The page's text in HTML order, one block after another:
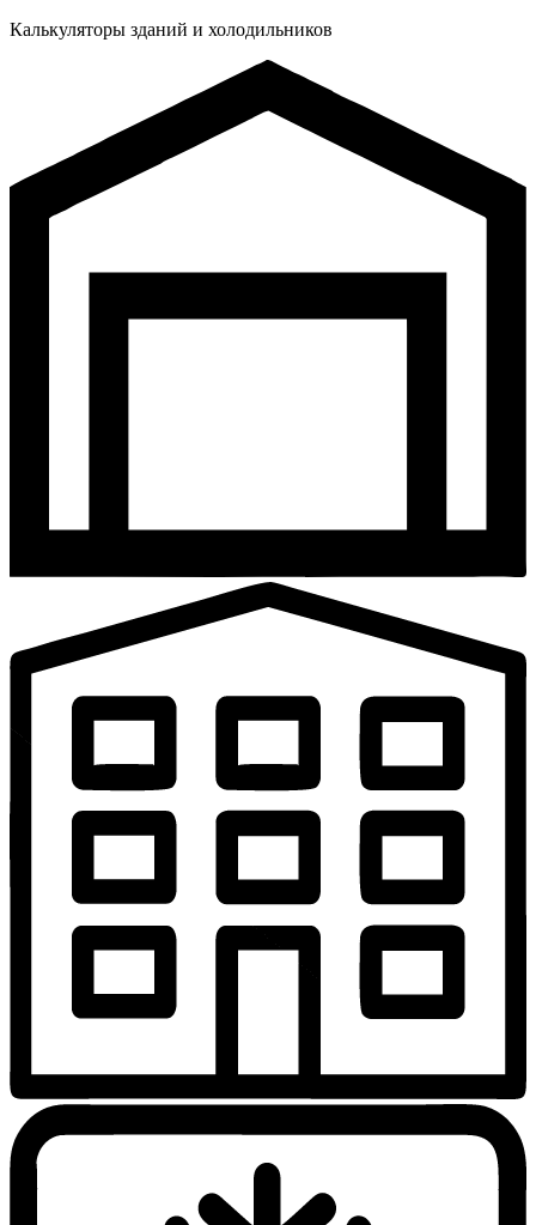
Калькуляторы зданий и холодильников